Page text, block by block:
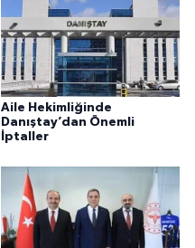
Aile Hekimliğinde
Danıştay’dan Önemli
İptaller